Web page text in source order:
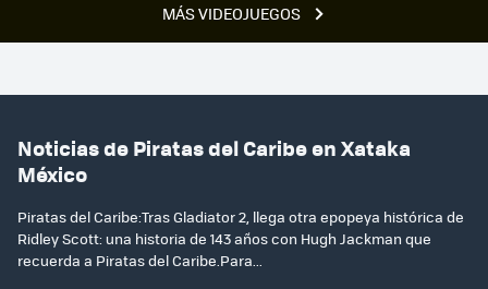
MÁS VIDEOJUEGOS
Noticias de Piratas del Caribe en Xataka
México
Piratas del Caribe:Tras Gladiator 2, llega otra epopeya histórica de
Ridley Scott: una historia de 143 años con Hugh Jackman que
recuerda a Piratas del Caribe.Para...